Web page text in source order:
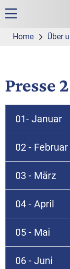
Zur
Zum Inhalt
Suche
Home Über
Presse
01- Januar
02 - Februar
03 - März
04 - April
05 - Mai
06 - Juni